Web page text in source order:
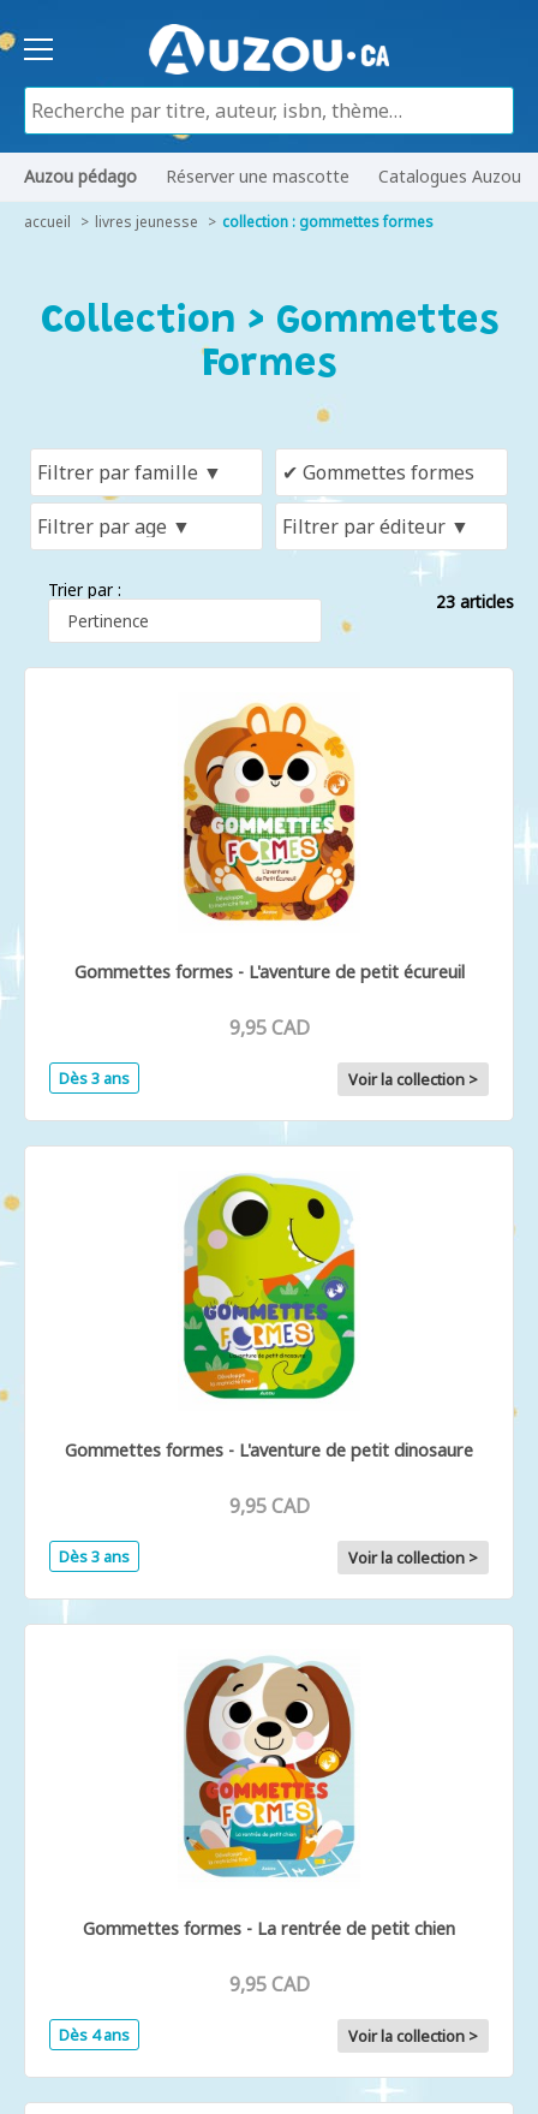
Auzou pédago Réserver une mascotte Catalogues Auzou
accueil livres jeunesse collection : gommettes formes
Collection > Gommettes
Formes
Trier par :
23 articles
Gommettes formes - L'aventure de petit écureuil
9,95 CAD
Dès 3 ans Voir la collection >
Gommettes formes - L'aventure de petit dinosaure
9,95 CAD
Dès 3 ans Voir la collection >
Gommettes formes - La rentrée de petit chien
9,95 CAD
Dès 4 ans Voir la collection >